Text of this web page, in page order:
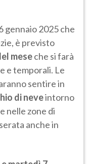
gennaio 2025 che
è previsto
meseche si farà
e temporali. Le
sentire in
di neveintorno
nelle zone di
anche in